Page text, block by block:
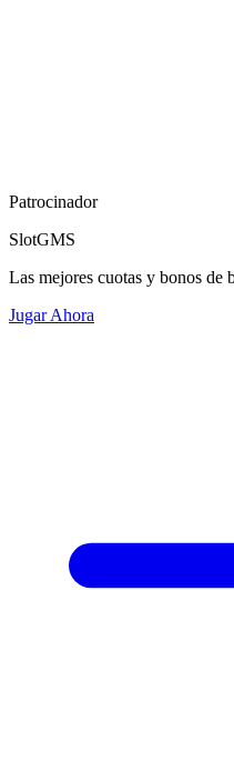
Patrocinador
SlotGMS
Las mejores cuotas y bonos de
Jugar Ahora